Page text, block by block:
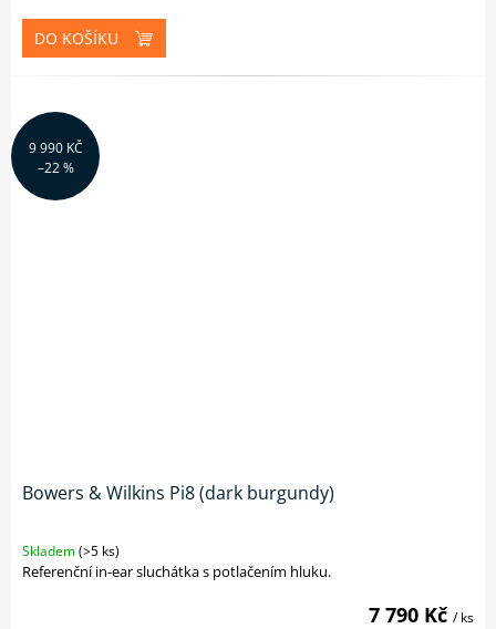
DO KOŠÍKU
9 990 KČ
–22 %
Bowers & Wilkins Pi8 (dark burgundy)
Skladem(>5 ks)
7 790 Kč / ks
Referenční in-ear sluchátka s potlačením hluku.